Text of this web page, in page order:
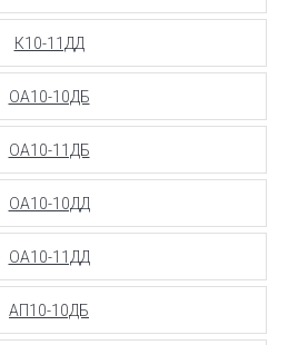
К10-11ДД
ОА10-10ДБ
ОА10-11ДБ
ОА10-10ДД
ОА10-11ДД
АП10-10ДБ